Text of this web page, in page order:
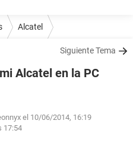
Alcatel
Siguiente Tema
Alcatel en la PC
el 10/06/2014, 16:19
17:54